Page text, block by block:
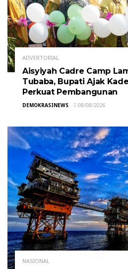
ADVERTORIAL
Aisyiyah Cadre Camp
Tubaba, Bupati Ajak
Perkuat Pembangunan
DEMOKRASINEWS 08/08/2026
NASIONAL